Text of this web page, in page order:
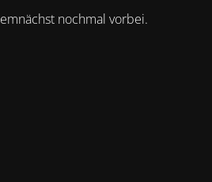
nochmal vorbei.